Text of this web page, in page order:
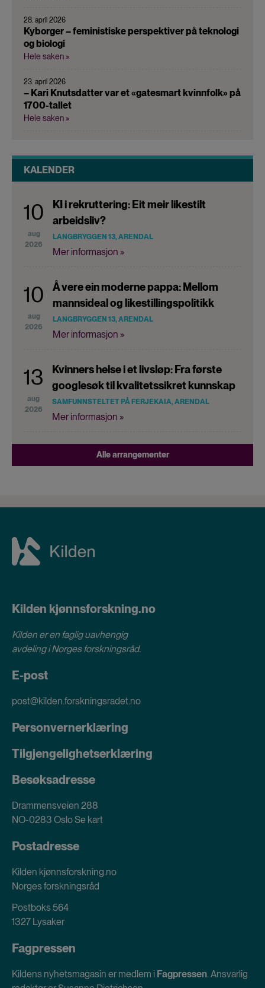
28. april 2026
Kyborger – feministiske perspektiver på teknologi
og biologi
Hele saken »
23. april 2026
– Kari Knutsdatter var et «gatesmart kvinnfolk» på
1700-tallet
Hele saken »
KALENDER
10
aug
2026
KI i rekruttering: Eit meir likestilt
arbeidsliv?
LANGBRYGGEN 13, ARENDAL
Mer informasjon »
10
aug
2026
Å vere ein moderne pappa: Mellom
mannsideal og likestillingspolitikk
LANGBRYGGEN 13, ARENDAL
Mer informasjon »
13
aug
2026
Kvinners helse i et livsløp: Fra første
googlesøk til kvalitetssikret kunnskap
SAMFUNNSTELTET PÅ FERJEKAIA, ARENDAL
Mer informasjon »
Alle arrangementer
Kilden kjønnsforskning.no
Kilden er en faglig uavhengig
avdeling iNorges forskningsråd.
E-post
post@kilden.forskningsradet.no
Personvernerklæring
Tilgjengelighetserklæring
Besøksadresse
Drammensveien 288
NO-0283 OsloSe kart
Postadresse
Kilden kjønnsforskning.no
Norges forskningsråd
Postboks 564
1327 Lysaker
Fagpressen
Kildens nyhetsmagasin er medlem i Fagpressen. Ansvarlig